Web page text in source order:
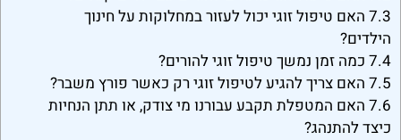
7.3 האם טיפול זוגי יכול לעזור במחלוקות על חינוך
הילדים?
7.4 כמה זמן נמשך טיפול זוגי להורים?
7.5 האם צריך להגיע לטיפול זוגי רק כאשר פורץ משבר?
7.6 האם המטפלת תקבע עבורנו מי צודק, או תתן הנחיות
כיצד להתנהג?